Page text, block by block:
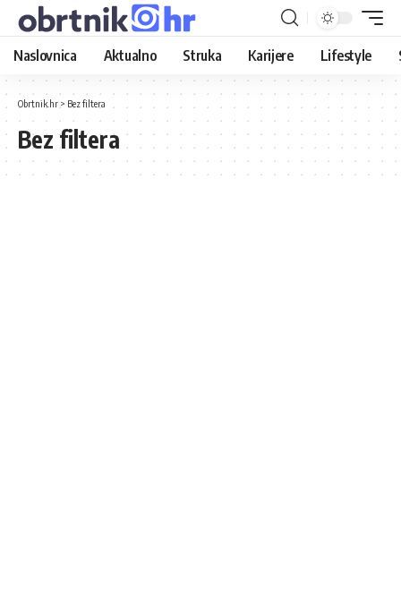
Naslovnica Aktualno Struka Karijere Lifestyle
Obrtnik.hr > Bez filtera
Bez filtera